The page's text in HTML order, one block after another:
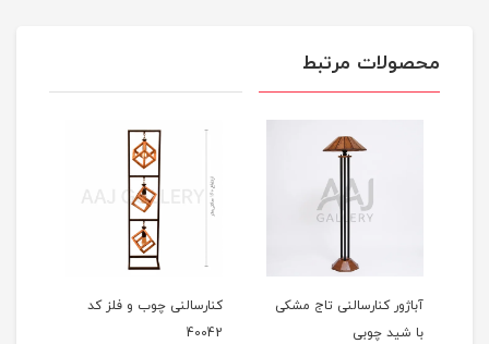
محصولات مرتبط
آباژور کنارسالنی تاج مشکی
با شید چوبی
کنارسالنی چوب و فلز کد
40042